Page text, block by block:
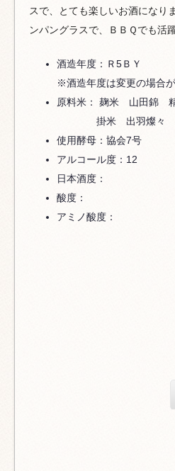
スで、とても楽しいお酒になり
ンパングラスで、ＢＢＱでも活
酒造年度：Ｒ5ＢＹ
※酒造年度は変更の場合が
原料米： 麹米 山田錦
掛米 出羽燦々 精
使用酵母：協会7号
アルコール度：12
日本酒度：
酸度：
アミノ酸度：